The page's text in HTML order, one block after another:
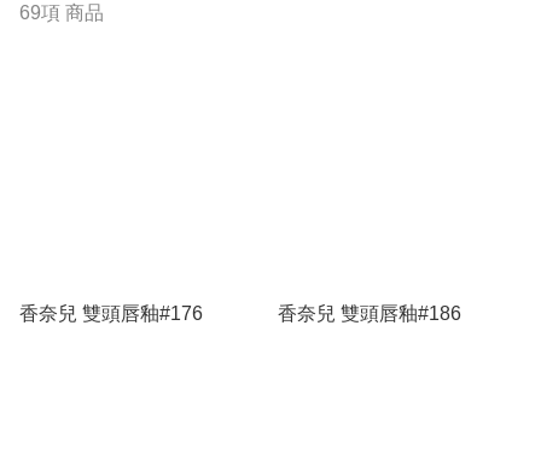
69項 商品
香奈兒 雙頭唇釉#176 香奈兒 雙頭唇釉#186